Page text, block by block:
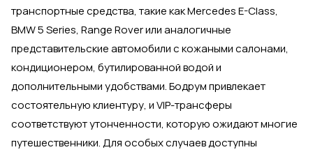
транспортные средства, такие как Mercedes E-Class,
BMW 5 Series, Range Rover или аналогичные
представительские автомобили с кожаными салонами,
кондиционером, бутилированной водой и
дополнительными удобствами. Бодрум привлекает
состоятельную клиентуру, и VIP-трансферы
соответствуют утонченности, которую ожидают многие
путешественники. Для особых случаев доступны